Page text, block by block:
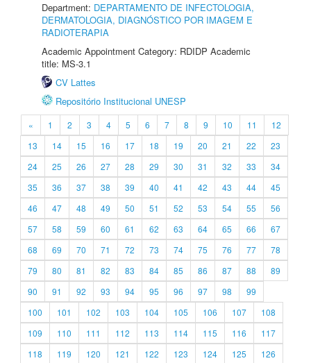
Department: DEPARTAMENTO DE INFECTOLOGIA,
DERMATOLOGIA, DIAGNÓSTICO POR IMAGEM E
RADIOTERAPIA
Academic Appointment Category: RDIDP Academic
title: MS-3.1
CV Lattes
Repositório Institucional UNESP
« 1 2 3 4 5 6 7 8 9 10 11
12
13
14 15 16 17 18 19 20 21 22
23
24
25 26 27 28 29 30 31 32 33
34
35
36 37 38 39 40 41 42 43 44
45
46
47 48 49 50 51 52 53 54 55
56
57
58 59 60 61 62 63 64 65 66
67
68
69 70 71 72 73 74 75 76 77
78
79
80 81 82 83 84 85 86 87 88
89
90
91 92 93 94 95 96 97 98
99
100
101 102 103 104 105 106 107
108
109
110 111 112 113 114 115 116
117
118
119 120 121 122 123 124 125
126